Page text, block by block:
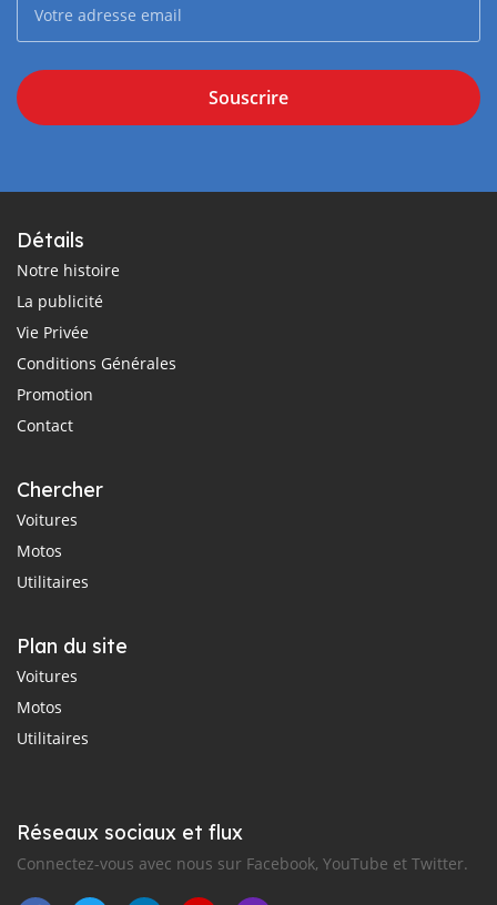
Souscrire
Détails
Notre histoire
La publicité
Vie Privée
Conditions Générales
Promotion
Contact
Chercher
Voitures
Motos
Utilitaires
Plan du site
Voitures
Motos
Utilitaires
Réseaux sociaux et flux
Connectez-vous avec nous sur Facebook, YouTube et Twitter.